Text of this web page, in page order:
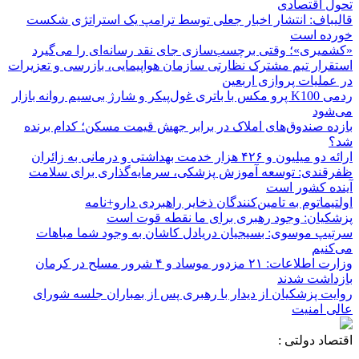
تحول اقتصادی
قالیباف: انتشار اخبار جعلی توسط ترامپ یک استراتژی شکست
خورده است
«کشمیری»؛ وقتی برچسب‌سازی جای نقد رسانه‌ای را می‌گیرد
استقرار تیم مشترک نظارتی سازمان هواپیمایی، بازرسی و تعزیرات
در عملیات پروازی اربعین
ردمی K100 پرو مکس با باتری غول‌پیکر و شارژ بی‌سیم روانه بازار
می‌شود
بازده صندوق‌های املاک در برابر جهش قیمت مسکن؛ کدام برنده
شد؟
ارائه دو میلیون و ۴۲۶ هزار خدمت بهداشتی و درمانی به زائران
ظفرقندی: توسعه آموزش پزشکی، سرمایه‌گذاری برای سلامت
آینده کشور است
اولتیماتوم به تامین‌کنندگان ذخایر راهبردی دارو+نامه
پزشکیان: وجود رهبری برای ما نقطه قوت است
سرتیپ موسوی: بسیجیان دریادل کاشان به وجود شما مباهات
می‌کنیم
وزارت اطلاعات: ۲۱ مزدور موساد و ۴ شرور مسلح در کرمان
بازداشت شدند
روایت پزشکیان از دیدار با رهبری پس از بمباران جلسه شورای
عالی امنیت
اقتصاد دولتی :